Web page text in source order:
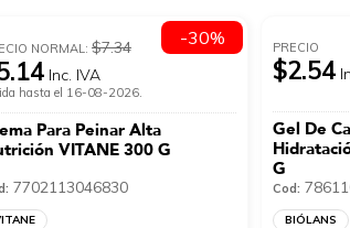
NORMAL: $7.34
Inc. IVA
hasta el 16-08-2026.
Para Peinar Alta
VITANE 300 G
7702113046830
-30% PRECIO
$2.54
Gel De
G
Cod:
BIÓLANS